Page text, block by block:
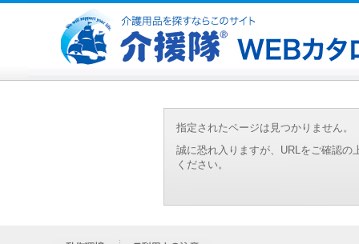
指定されたページは見つかりません。
誠に恐れ入りますが、URLをご確認
ください。